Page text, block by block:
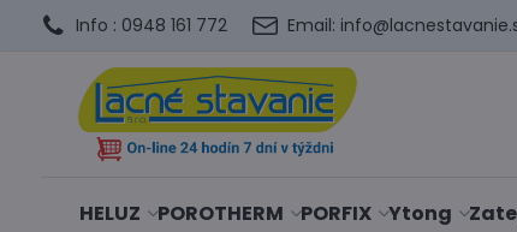
Info : 0948 161 772 Email:
HELUZ POROTHERM PORFIX Ytong